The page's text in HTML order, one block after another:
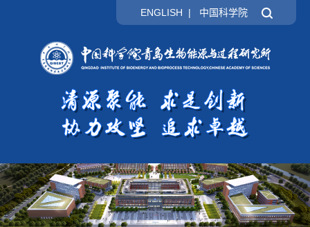
ENGLISH | 中国科学院